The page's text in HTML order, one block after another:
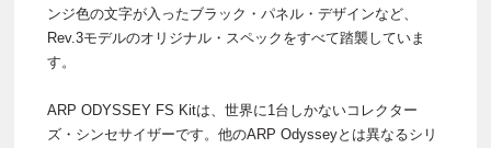
ンジ色の文字が入ったブラック・パネル・デザインなど、
Rev.3モデルのオリジナル・スペックをすべて踏襲していま
す。
ARP ODYSSEY FS Kitは、世界に1台しかないコレクター
ズ・シンセサイザーです。他のARP Odysseyとは異なるシリ